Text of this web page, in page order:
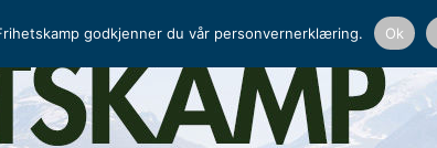
godkjenner du vår personvernerklæring. Ok